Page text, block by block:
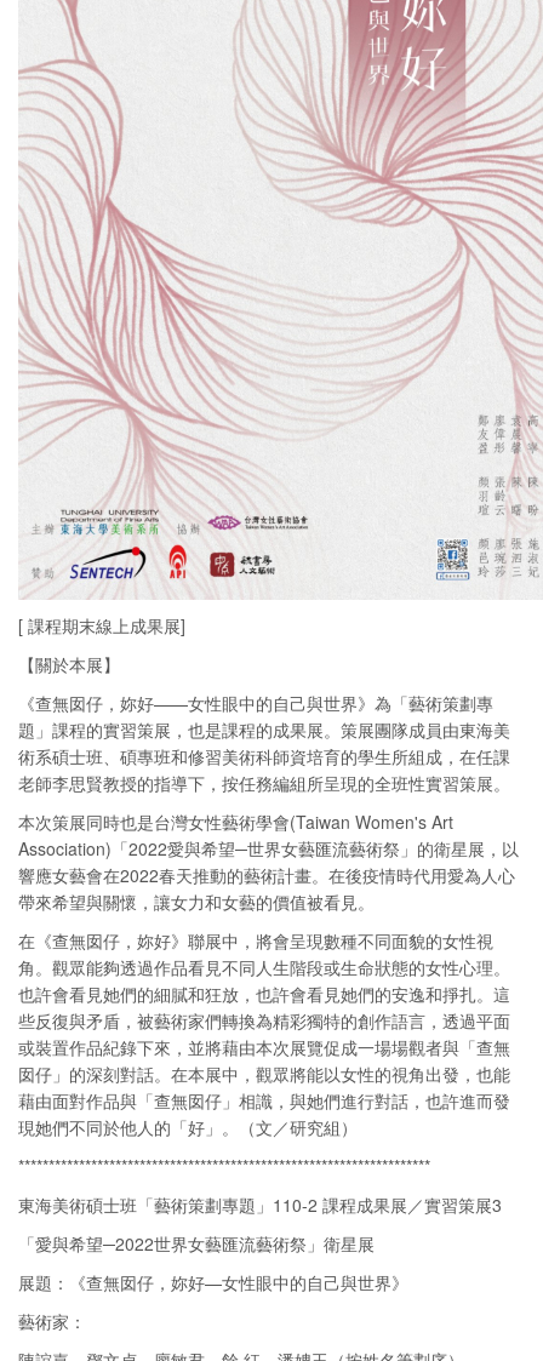
[ 課程期末線上成果展]
【關於本展】
《查無囡仔，妳好——女性眼中的自己與世界》為「藝術策劃專
題」課程的實習策展，也是課程的成果展。策展團隊成員由東海美
術系碩士班、碩專班和修習美術科師資培育的學生所組成，在任課
老師李思賢教授的指導下，按任務編組所呈現的全班性實習策展。
本次策展同時也是台灣女性藝術學會(Taiwan Women's Art
Association)「2022愛與希望─世界女藝匯流藝術祭」的衛星展，以
響應女藝會在2022春天推動的藝術計畫。在後疫情時代用愛為人心
帶來希望與關懷，讓女力和女藝的價值被看見。
在《查無囡仔，妳好》聯展中，將會呈現數種不同面貌的女性視
角。觀眾能夠透過作品看見不同人生階段或生命狀態的女性心理。
也許會看見她們的細膩和狂放，也許會看見她們的安逸和掙扎。這
些反復與矛盾，被藝術家們轉換為精彩獨特的創作語言，透過平面
或裝置作品紀錄下來，並將藉由本次展覽促成一場場觀者與「查無
囡仔」的深刻對話。在本展中，觀眾將能以女性的視角出發，也能
藉由面對作品與「查無囡仔」相識，與她們進行對話，也許進而發
現她們不同於他人的「好」。（文／研究組）
********************************************************************
東海美術碩士班「藝術策劃專題」110-2 課程成果展／實習策展3
「愛與希望─2022世界女藝匯流藝術祭」衛星展
展題：《查無囡仔，妳好—女性眼中的自己與世界》
藝術家：